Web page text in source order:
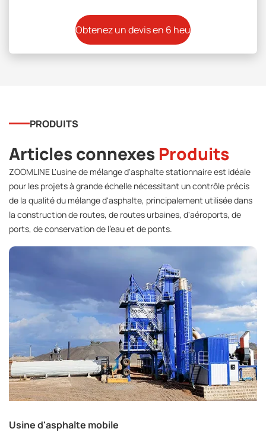
PRODUITS
Articles connexes Produits
ZOOMLINE L'usine de mélange d'asphalte stationnaire est idéale
pour les projets à grande échelle nécessitant un contrôle précis
de la qualité du mélange d'asphalte, principalement utilisée dans
la construction de routes, de routes urbaines, d'aéroports, de
ports, de conservation de l'eau et de ponts.
Usine d'asphalte mobile